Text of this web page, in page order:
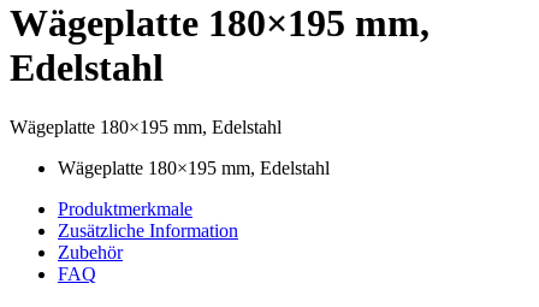
Wägeplatte 180×195 mm,
Edelstahl
Wägeplatte 180×195 mm, Edelstahl
Wägeplatte 180×195 mm, Edelstahl
Produktmerkmale
Zusätzliche Information
Zubehör
FAQ